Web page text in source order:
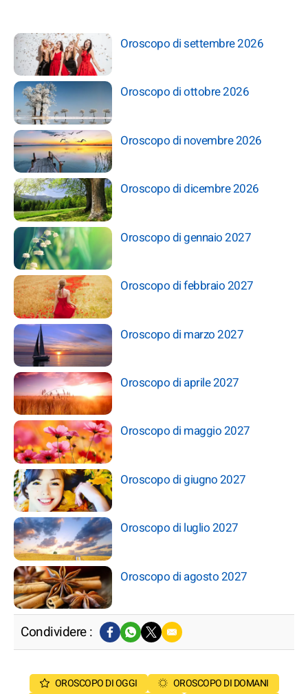
Oroscopo di settembre 2026
Oroscopo di ottobre 2026
Oroscopo di novembre 2026
Oroscopo di dicembre 2026
Oroscopo di gennaio 2027
Oroscopo di febbraio 2027
Oroscopo di marzo 2027
Oroscopo di aprile 2027
Oroscopo di maggio 2027
Oroscopo di giugno 2027
Oroscopo di luglio 2027
Oroscopo di agosto 2027
Condividere :
OROSCOPO DI OGGI
OROSCOPO DI DOMANI